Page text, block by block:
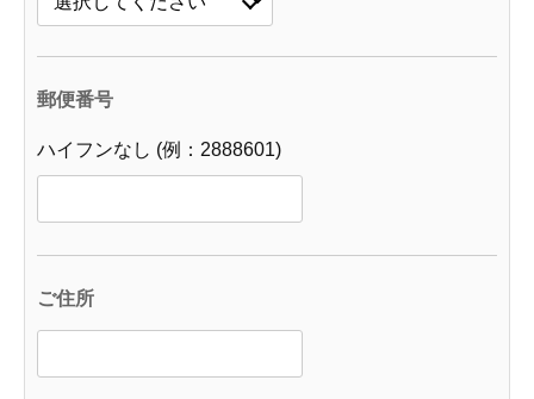
郵便番号
ハイフンなし (例：2888601)
ご住所